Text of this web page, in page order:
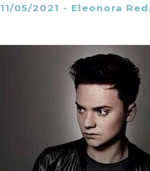
11/05/2021 - Eleonora